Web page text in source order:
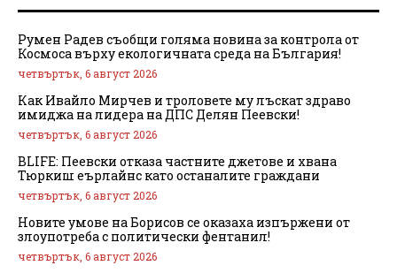
Румен Радев съобщи голяма новина за контрола от
Космоса върху екологичната среда на България!
четвъртък, 6 август 2026
Как Ивайло Мирчев и троловете му лъскат здраво
имиджа на лидера на ДПС Делян Пеевски!
четвъртък, 6 август 2026
BLIFE: Пеевски отказа частните джетове и хвана
Тюркиш еърлайнс като останалите граждани
четвъртък, 6 август 2026
Новите умове на Борисов се оказаха изпържени от
злоупотреба с политически фентанил!
четвъртък, 6 август 2026